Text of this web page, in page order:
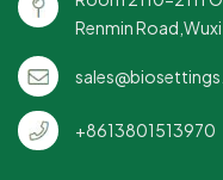
Renmin
+8613801513970